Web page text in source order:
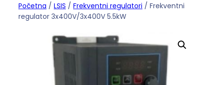
Početna / LSIS / Frekventni regulatori / Frekventni
regulator 3x400V/3x400V 5.5kW